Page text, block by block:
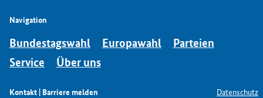
Navigation
Bundestagswahl Europawahl
Parteien
Service
Über uns
Kontakt | Barriere melden
Datenschutz